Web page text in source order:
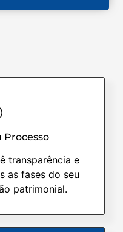
Processo
transparência e
as fases do seu
patrimonial.